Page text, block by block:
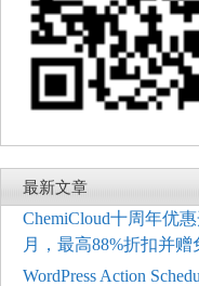
最新文章
ChemiCloud十周年优
月，最高88%折扣并
WordPress Action